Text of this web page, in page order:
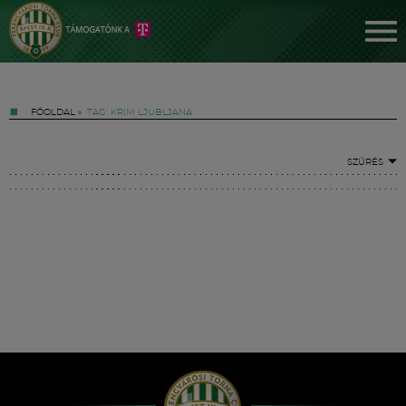
FŐOLDAL » TAG: KRIM LJUBLJANA
SZŰRÉS
Hírek